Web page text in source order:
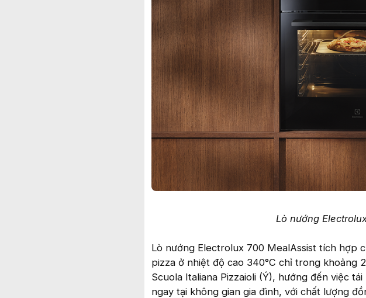
Lò nướng
Lò nướng Electrolux 700 MealAssist tích hợp
pizza ở nhiệt độ cao 340°C chỉ trong khoảng
Scuola Italiana Pizzaioli (Ý), hướng đến việc
ngay tại không gian gia đình, với chất lượng